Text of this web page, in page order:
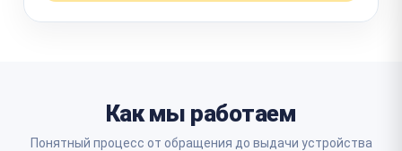
Как мы работаем
Понятный процесс от обращения до выдачи устройства